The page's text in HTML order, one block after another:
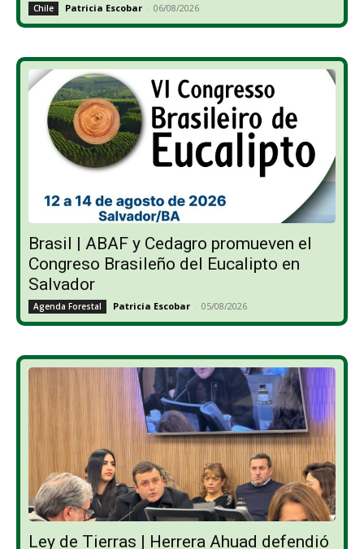
Chile Patricia Escobar - 06/08/2026
Brasil | ABAF y Cedagro promueven el
Congreso Brasileño del Eucalipto en
Salvador
Agenda Forestal Patricia Escobar - 05/08/2026
Ley de Tierras | Herrera Ahuad defendió